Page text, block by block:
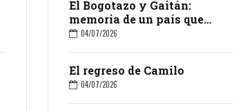
04/07/2026
El Bogotazo y Gaitán:
memoria de un país que
cambió para siempre
04/07/2026
El regreso de Camilo